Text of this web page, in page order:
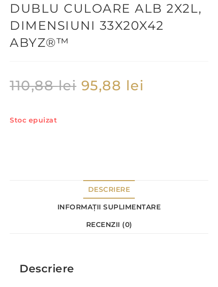
DUBLU CULOARE ALB 2X2L,
DIMENSIUNI 33X20X42
ABYZ®™
110,88lei 95,88 lei
Stoc epuizat
DESCRIERE
INFORMAȚII SUPLIMENTARE
RECENZII (0)
Descriere